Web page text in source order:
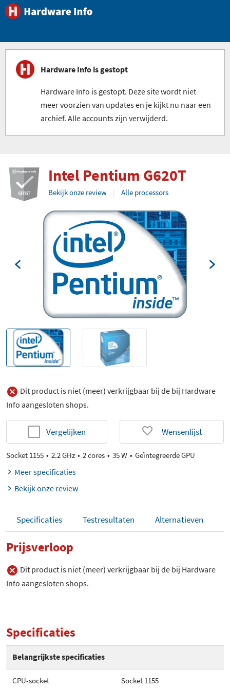
Hardware Info is gestopt
Hardware Info is gestopt. Deze site wordt niet
meer voorzien van updates en je kijkt nu naar een
archief. Alle accounts zijn verwijderd.
Intel Pentium G620T
Bekijk onze review Alle processors
Dit product is niet (meer) verkrijgbaar bij de bij Hardware
Info aangesloten shops.
Vergelijken Wensenlijst
Socket 1155 2.2 GHz 2 cores 35 W Geïntegreerde GPU
Meer specificaties
Bekijk onze review
Specificaties Testresultaten Alternatieven
Prijsverloop
Dit product is niet (meer) verkrijgbaar bij de bij Hardware
Info aangesloten shops.
Specificaties
Belangrijkste specificaties
CPU-socket Socket 1155